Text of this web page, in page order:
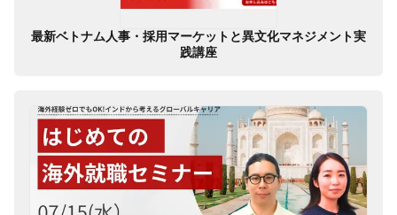
最新ベトナム人事・採用マーケットと異文化マネジメント実
践講座